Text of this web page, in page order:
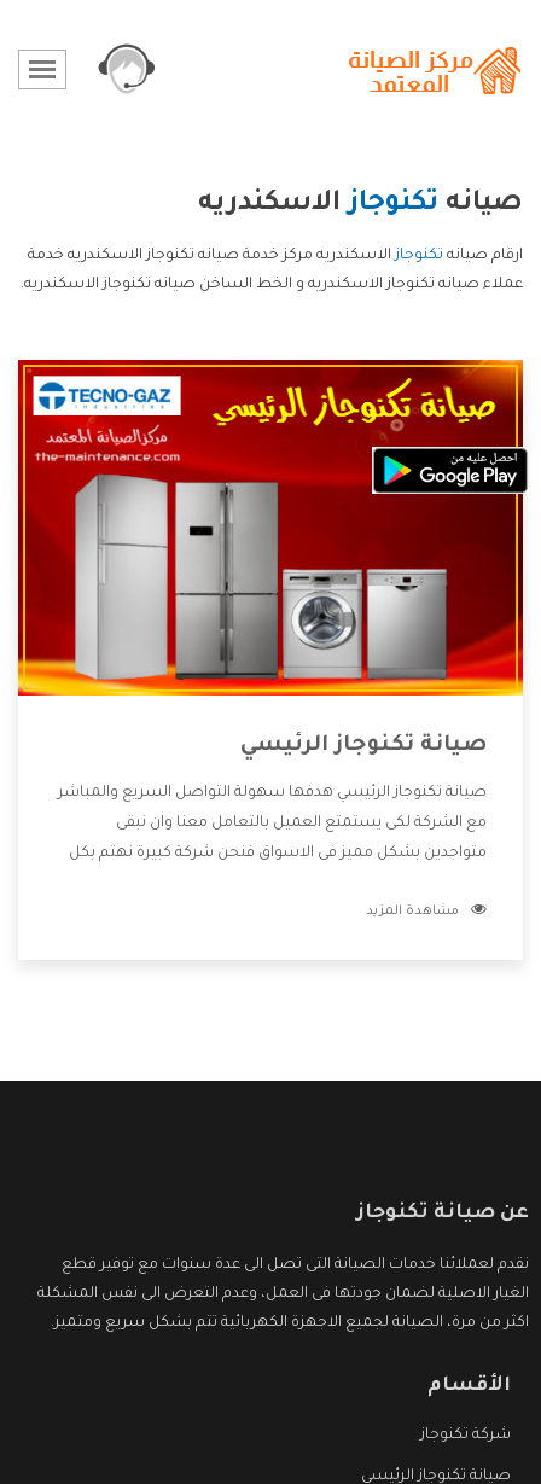
صيانه تكنوجازالاسكندريه
ارقام صيانه تكنوجازالاسكندريه مركز خدمة صيانه تكنوجاز الاسكندريه خدمة
عملاء صيانه تكنوجاز الاسكندريه و الخط الساخن صيانه تكنوجاز الاسكندريه.
صيانة تكنوجاز الرئيسي
صيانة تكنوجاز الرئيسي هدفها سهولة التواصل السريع والمباشر
مع الشركة لكى يستمتع العميل بالتعامل معنا وان نبقى
متواجدين بشكل مميز فى الاسواق فنحن شركة كبيرة نهتم بكل
الشركة بها والتى تكون منها خدمة الصيانة التى تكون من أهم
مشاهدة المزيد
عن صيانة تكنوجاز
نقدم لعملائنا خدمات الصيانة التى تصل الى عدة سنوات مع توفير قطع
الغيار الاصلية لضمان جودتها فى العمل، وعدم التعرض الى نفس المشكلة
اكثر من مرة، الصيانة لجميع الاجهزة الكهربائية تتم بشكل سريع ومتميز.
الأقسام
شركة تكنوجاز
صيانة تكنوجاز الرئيسي